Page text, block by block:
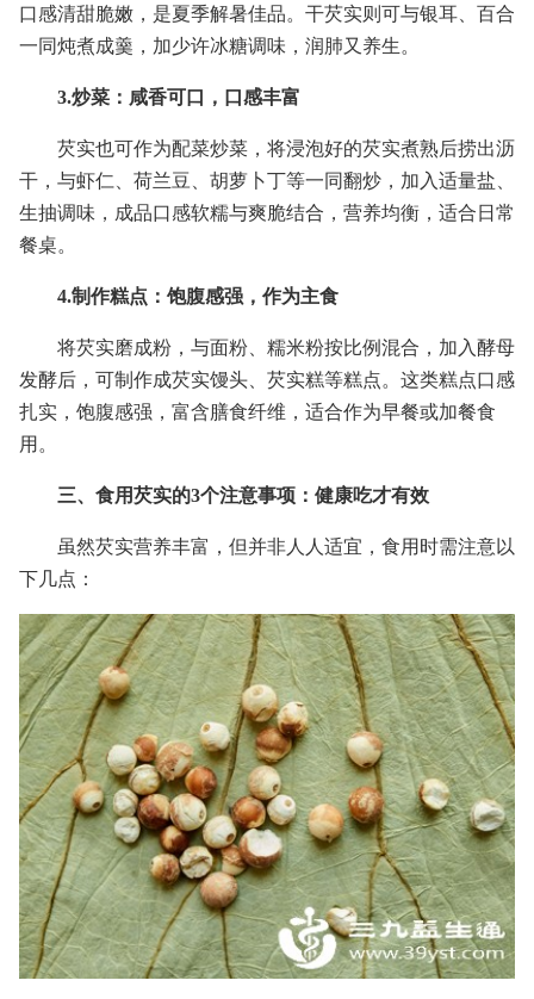
口感清甜脆嫩，是夏季解暑佳品。干芡实则可与银耳、百合
一同炖煮成羹，加少许冰糖调味，润肺又养生。
3.炒菜：咸香可口，口感丰富
芡实也可作为配菜炒菜，将浸泡好的芡实煮熟后捞出沥
干，与虾仁、荷兰豆、胡萝卜丁等一同翻炒，加入适量盐、
生抽调味，成品口感软糯与爽脆结合，营养均衡，适合日常
餐桌。
4.制作糕点：饱腹感强，作为主食
将芡实磨成粉，与面粉、糯米粉按比例混合，加入酵母
发酵后，可制作成芡实馒头、芡实糕等糕点。这类糕点口感
扎实，饱腹感强，富含膳食纤维，适合作为早餐或加餐食
用。
三、食用芡实的3个注意事项：健康吃才有效
虽然芡实营养丰富，但并非人人适宜，食用时需注意以
下几点：